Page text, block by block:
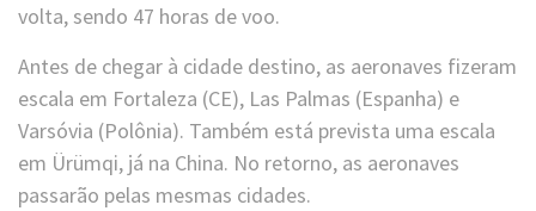
volta, sendo 47 horas de voo.
Antes de chegar à cidade destino, as aeronaves fizeram
escala em Fortaleza (CE), Las Palmas (Espanha) e
Varsóvia (Polônia). Também está prevista uma escala
em Ürümqi, já na China. No retorno, as aeronaves
passarão pelas mesmas cidades.